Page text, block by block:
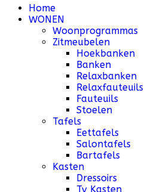
Home
WONEN
Woonprogrammas
Zitmeubelen
Hoekbanken
Banken
Relaxbanken
Relaxfauteuils
Fauteuils
Stoelen
Tafels
Eettafels
Salontafels
Bartafels
Kasten
Dressoirs
Tv Kasten